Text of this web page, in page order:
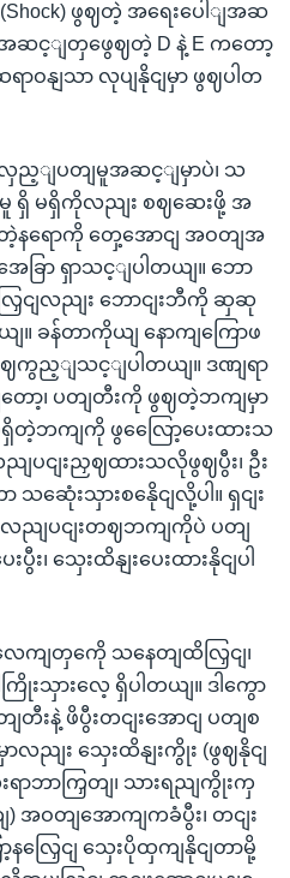
ဖွဈတဲ့ အရေးပေါျအဆ
ျအဆင့ျတှဖွေဈတဲ့ D နဲ့ E ကတော့
ဝနျသာ လုပျနိုငျမှာ ဖွဈပါတ
းလှည့ျပတျမူအဆင့ျမှာပဲ၊ သ
ရှိ မရှိကိုလညျး စဈဆေးဖို့ အ
နရောကို တှေ့အောငျ အဝတျအ
ေခြာ ရှာသင့ျပါတယျ။ ဘော
ေငျလညျး ဘောငျးဘီကို ဆှဆု
။ ခန်တာကိုယျ နောကျကြောဖ
ဈကွည့ျသင့ျပါတယျ။ ဒဏျရာ
တော့၊ ပတျတီးကို ဖွဈတဲ့ဘကျမှာ
မရှိတဲ့ဘကျကို ဖွလြေော့ပေးထားသ
ျပငျးညှဈထားသလိုဖွဈပွီး၊ ဦး
ဆေုံးသှားစနေိုငျလို့ပါ။ ရှငျး
လညျပငျးတဈဘကျကိုပဲ ပတျ
း၊ သှေးထိနျးပေးထားနိုငျပါ
ကျတှကေို သနေတျထိလြှငျ၊
းသှားလေ့ ရှိပါတယျ။ ဒါကွော
းနဲ့ ဖိပွီးတငျးအောငျ ပတျစ
ာလညျး သှေးထိနျးကွိုး (ဖွဈနိုငျ
းရာဘာကြှတျ၊ သားရညျကွိုးကှ
) အဝတျအောကျကခံပွီး၊ တငျး
နလြှေငျ သှေးပိုထှကျနိုငျတာမို့